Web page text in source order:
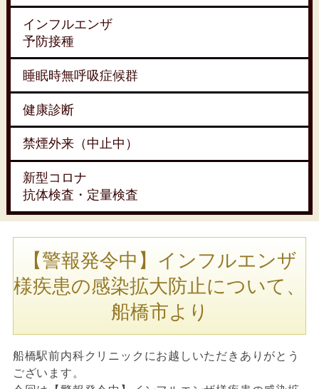
インフルエンザ
予防接種
睡眠時無呼吸症候群
健康診断
禁煙外来（中止中）
新型コロナ
抗体検査・定量検査
【警報発令中】インフルエンザ
様疾患の感染拡大防止について、
船橋市より
船橋駅前内科クリニックにお越しいただきありがとう
ございます。